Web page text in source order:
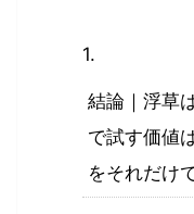
結論｜浮草
で試す価値
をそれだけ